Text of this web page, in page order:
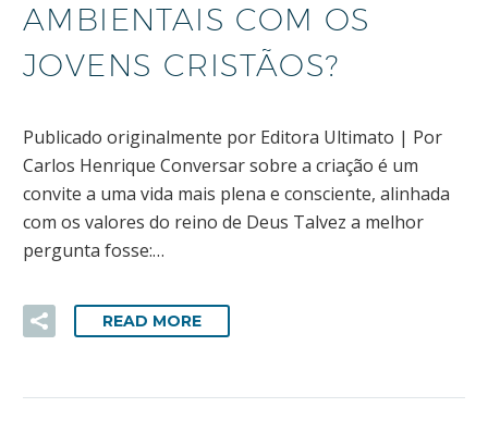
AMBIENTAIS COM OS
JOVENS CRISTÃOS?
Publicado originalmente por Editora Ultimato | Por
Carlos Henrique Conversar sobre a criação é um
convite a uma vida mais plena e consciente, alinhada
com os valores do reino de Deus Talvez a melhor
pergunta fosse:…
READ MORE